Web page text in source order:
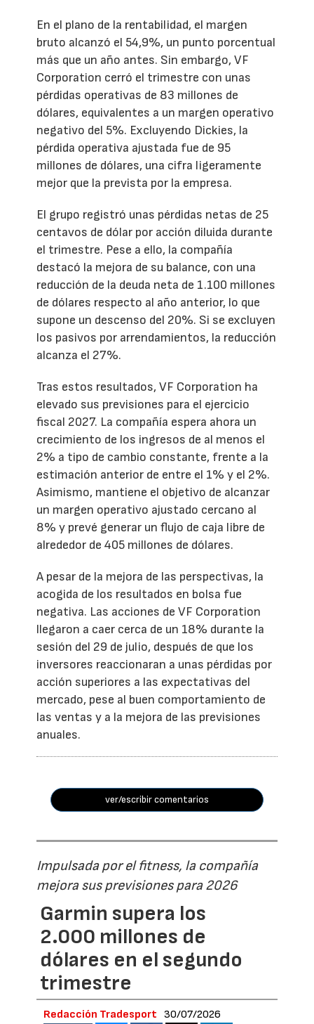
En el plano de la rentabilidad, el margen
bruto alcanzó el 54,9%, un punto porcentual
más que un año antes. Sin embargo, VF
Corporation cerró el trimestre con unas
pérdidas operativas de 83 millones de
dólares, equivalentes a un margen operativo
negativo del 5%. Excluyendo Dickies, la
pérdida operativa ajustada fue de 95
millones de dólares, una cifra ligeramente
mejor que la prevista por la empresa.
El grupo registró unas pérdidas netas de 25
centavos de dólar por acción diluida durante
el trimestre. Pese a ello, la compañía
destacó la mejora de su balance, con una
reducción de la deuda neta de 1.100 millones
de dólares respecto al año anterior, lo que
supone un descenso del 20%. Si se excluyen
los pasivos por arrendamientos, la reducción
alcanza el 27%.
Tras estos resultados, VF Corporation ha
elevado sus previsiones para el ejercicio
fiscal 2027. La compañía espera ahora un
crecimiento de los ingresos de al menos el
2% a tipo de cambio constante, frente a la
estimación anterior de entre el 1% y el 2%.
Asimismo, mantiene el objetivo de alcanzar
un margen operativo ajustado cercano al
8% y prevé generar un flujo de caja libre de
alrededor de 405 millones de dólares.
A pesar de la mejora de las perspectivas, la
acogida de los resultados en bolsa fue
negativa. Las acciones de VF Corporation
llegaron a caer cerca de un 18% durante la
sesión del 29 de julio, después de que los
inversores reaccionaran a unas pérdidas por
acción superiores a las expectativas del
mercado, pese al buen comportamiento de
las ventas y a la mejora de las previsiones
anuales.
ver/escribir comentarios
Impulsada por el fitness, la compañía
mejora sus previsiones para 2026
Garmin supera los
2.000 millones de
dólares en el segundo
trimestre
Redacción Tradesport 30/07/2026